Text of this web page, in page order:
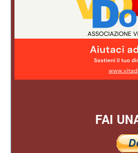
FAI